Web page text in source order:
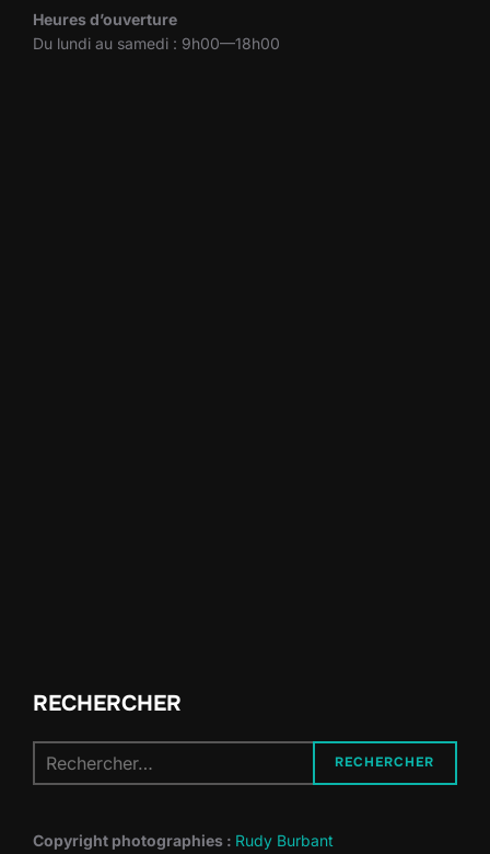
Heures d’ouverture
Du lundi au samedi : 9h00—18h00
RECHERCHER
pour :
RECHERCHER
Copyright photographies : Rudy Burbant